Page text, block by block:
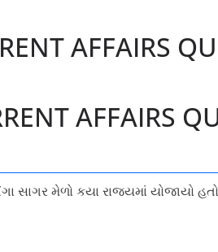
AFFAIRS
AFFAIRS
સાગર મેળો કયા રાજ્યમાં યોજાયો